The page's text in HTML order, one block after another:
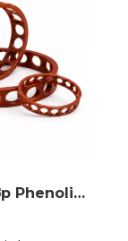
Kính Epoxy và vật liệu tổng hợp Phenolic: So sánh vòng cổ góp và lồng vòng bi